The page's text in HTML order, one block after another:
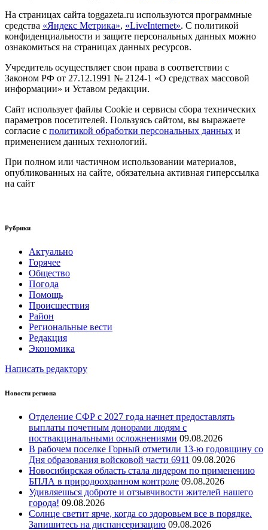
На страницах сайта toggazeta.ru используются программные
средства «Яндекс Метрика», «LiveInternet». С политикой
конфиденциальности и защите персональных данных можно
ознакомиться на страницах данных ресурсов.
Учредитель осуществляет свои права в соответствии с
Законом РФ от 27.12.1991 № 2124-1 «О средствах массовой
информации» и Уставом редакции.
Сайт использует файлы Cookie и сервисы сбора технических
параметров посетителей. Пользуясь сайтом, вы выражаете
согласие с политикой обработки персональных данных и
применением данных технологий.
При полном или частичном использовании материалов,
опубликованных на сайте, обязательна активная гиперссылка
на сайт
Рубрики
Актуально
Горячее
Общество
Погода
Помощь
Происшествия
Район
Региональные вести
Редакция
Экономика
Написать редактору
Новости региона
Отделение СФР с 2027 года начнет предоставлять
выплаты почетным донорами людям с
поствакцинальными осложнениями 09.08.2026
В рабочем поселке Горный отметили 13-ю годовщину со
Дня образования войсковой части 6911 09.08.2026
Новосибирская область стала лидером по применению
БПЛА в природоохранном контроле 09.08.2026
Удивляешься доброте и отзывчивости жителей нашего
города! 09.08.2026
Солнце светит ярче, когда со здоровьем все в порядке.
Запишитесь на диспансеризацию 09.08.2026